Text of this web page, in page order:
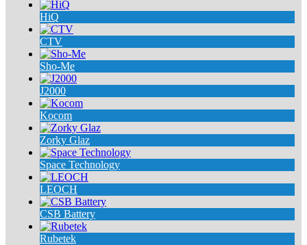
HiQ
CTV
Sho-Me
J2000
Kocom
Zorky Glaz
Space Technology
LEOCH
CSB Battery
Rubetek